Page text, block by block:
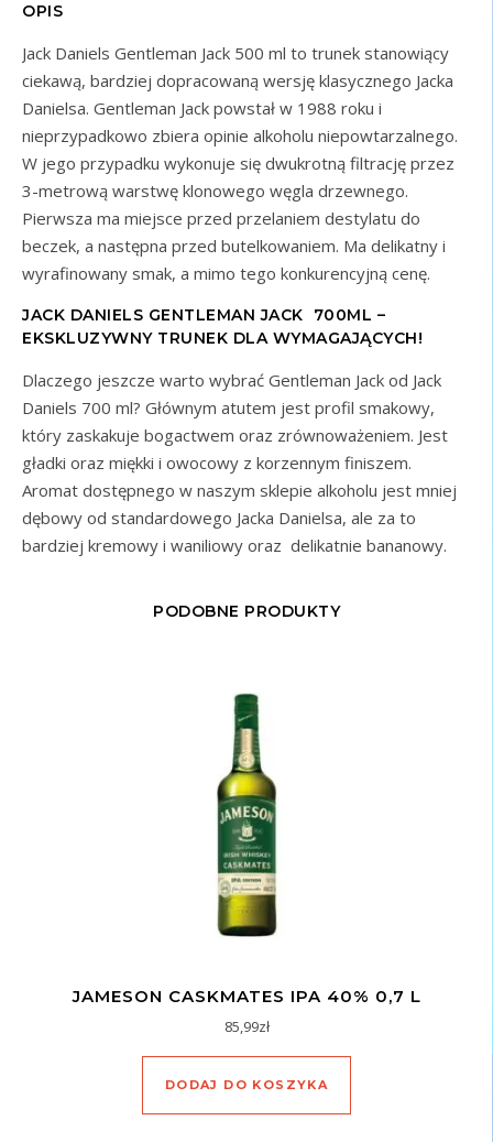
OPIS
Jack Daniels Gentleman Jack 500 ml to trunek stanowiący
ciekawą, bardziej dopracowaną wersję klasycznego Jacka
Danielsa. Gentleman Jack powstał w 1988 roku i
nieprzypadkowo zbiera opinie alkoholu niepowtarzalnego.
W jego przypadku wykonuje się dwukrotną filtrację przez
3-metrową warstwę klonowego węgla drzewnego.
Pierwsza ma miejsce przed przelaniem destylatu do
beczek, a następna przed butelkowaniem. Ma delikatny i
wyrafinowany smak, a mimo tego konkurencyjną cenę.
JACK DANIELS GENTLEMAN JACK 700ML –
EKSKLUZYWNY TRUNEK DLA WYMAGAJĄCYCH!
Dlaczego jeszcze warto wybrać Gentleman Jack od Jack
Daniels 700 ml? Głównym atutem jest profil smakowy,
który zaskakuje bogactwem oraz zrównoważeniem. Jest
gładki oraz miękki i owocowy z korzennym finiszem.
Aromat dostępnego w naszym sklepie alkoholu jest mniej
dębowy od standardowego Jacka Danielsa, ale za to
bardziej kremowy i waniliowy oraz delikatnie bananowy.
PODOBNE PRODUKTY
JAMESON CASKMATES IPA 40% 0,7 L
85,99zł
DODAJ DO KOSZYKA